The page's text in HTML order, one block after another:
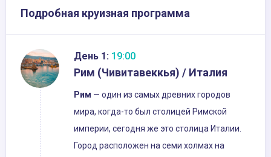
Подробная круизная программа
День 1: 19:00
Рим (Чивитавеккья) / Италия
Рим — один из самых древних городов
мира, когда-то был столицей Римской
империи, сегодня же это столица Италии.
Город расположен на семи холмах на